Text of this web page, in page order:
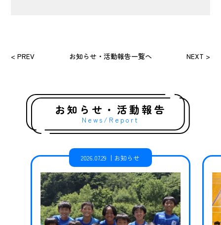
< PREV お知らせ・活動報告一覧へ NEXT >
お知らせ・活動報告
News/Report
2026.07.29 お知らせ